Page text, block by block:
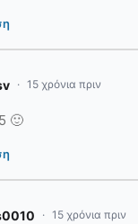
15 χρόνια πριν
🙂
15 χρόνια πριν